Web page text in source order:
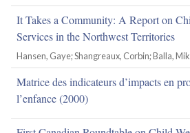
It Takes a Community: A Report on
Services in the Northwest Territories
Hansen, Gaye; Shangreaux, Corbin; Balla,
Matrice des indicateurs d’impacts en
l’enfance (2000)